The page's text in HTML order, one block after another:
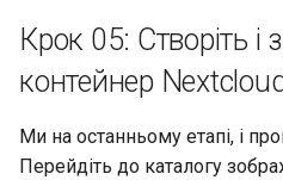
Крок 05: Створіть і
контейнер Nextcloud
Ми на останньому етапі, і
Перейдіть до каталогу